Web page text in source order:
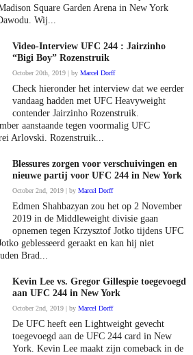
Square Garden Arena in New York
Wij...
Video-Interview UFC 244 : Jairzinho
“Bigi Boy” Rozenstruik
October 20th, 2019 | byMarcel Dorff
Check hieronder het interview dat we eerder
vandaag hadden met UFC Heavyweight
contender Jairzinho Rozenstruik.
aanstaande tegen voormalig UFC
Arlovski. Rozenstruik...
Blessures zorgen voor verschuivingen en
nieuwe partij voor UFC 244 in New York
October 2nd, 2019 | byMarcel Dorff
Edmen Shahbazyan zou het op 2 November
2019 in de Middleweight divisie gaan
opnemen tegen Krzysztof Jotko tijdens UFC
geblesseerd geraakt en kan hij niet
Brad...
Kevin Lee vs. Gregor Gillespie toegevoegd
aan UFC 244 in New York
October 2nd, 2019 | byMarcel Dorff
De UFC heeft een Lightweight gevecht
toegevoegd aan de UFC 244 card in New
York. Kevin Lee maakt zijn comeback in de